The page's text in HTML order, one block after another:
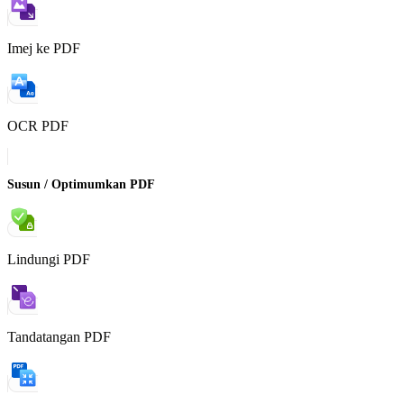
Imej ke PDF
OCR PDF
Susun / Optimumkan PDF
Lindungi PDF
Tandatangan PDF